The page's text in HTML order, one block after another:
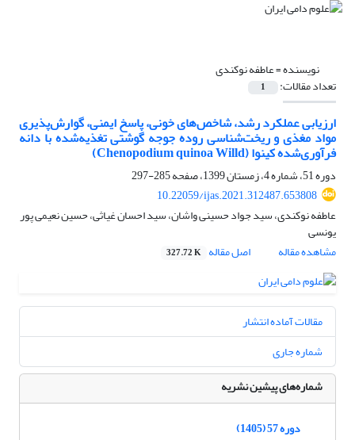
نویسنده =عاطفه نوکندی
تعداد مقالات: 1
ارزیابی عملکرد رشد، شاخص‌های خونی، پاسخ ایمنی، گوارش‌پذیری
مواد مغذی و ریخت‌شناسی ‏روده جوجه گوشتی تغذیه‌شده با دانه
فرآوری‌شده کینوا (‏Chenopodium quinoa Willd‏)‏
دوره 51، شماره 4، زمستان 1399، صفحه
285-297
10.22059/ijas.2021.312487.653808
عاطفه نوکندی، سید جواد حسینی واشان، سید احسان غیاثی، حسین نعیمی پور
یونسی
مشاهده مقاله
اصل مقاله 327.72 K
مقالات آماده انتشار
شماره جاری
شماره‌های پیشین نشریه
دوره 57 (1405)